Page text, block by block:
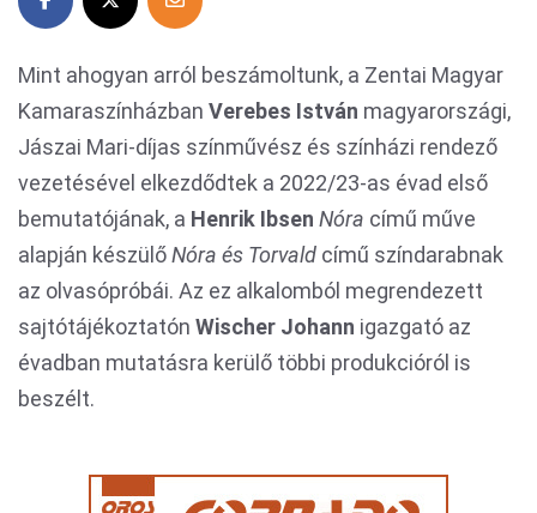
Mint ahogyan arról beszámoltunk, a Zentai Magyar
Kamaraszínházban Verebes István magyarországi,
Jászai Mari-díjas színművész és színházi rendező
vezetésével elkezdődtek a 2022/23-as évad első
bemutatójának, a Henrik Ibsen Nóra című műve
alapján készülőNóra és Torvald című színdarabnak
az olvasópróbái. Az ez alkalomból megrendezett
sajtótájékoztatón Wischer Johann igazgató az
évadban mutatásra kerülő többi produkcióról is
beszélt.